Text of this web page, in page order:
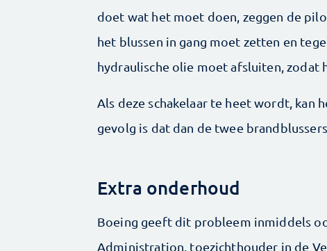
doet wat het moet doen, zeggen de
het blussen in gang moet zetten en
hydraulische olie moet afsluiten, zodat
Als deze schakelaar te heet wordt,
gevolg is dat dan de twee
Extra onderhoud
Boeing geeft dit probleem inmiddels
Administration, toezichthouder in de